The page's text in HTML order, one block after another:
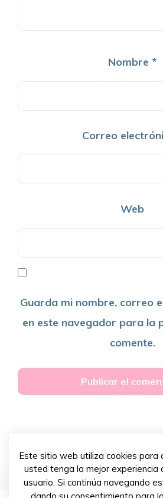
Nombre *
Correo
Web
Guarda mi nombre, correo
en este navegador para la
comente.
Este sitio web utiliza cookies para
usted tenga la mejor experiencia
usuario. Si continúa navegando